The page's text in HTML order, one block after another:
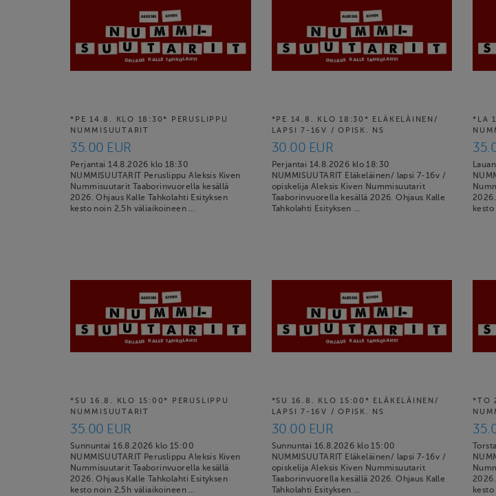
*PE 14.8. KLO 18:30* PERUSLIPPU
NUMMISUUTARIT
35.00 EUR
Perjantai 14.8.2026 klo 18:30
NUMMISUUTARIT Peruslippu Aleksis Kiven
Nummisuutarit Taaborinvuorella kesällä
2026. Ohjaus Kalle Tahkolahti Esityksen
kesto noin 2,5h väliaikoineen …
*PE 14.8. KLO 18:30* ELÄKELÄINEN/
LAPSI 7-16V / OPISK. NS
30.00 EUR
Perjantai 14.8.2026 klo 18:30
NUMMISUUTARIT Eläkeläinen/ lapsi 7-16v /
opiskelija Aleksis Kiven Nummisuutarit
Taaborinvuorella kesällä 2026. Ohjaus Kalle
Tahkolahti Esityksen …
*LA
*SU 16.8. KLO 15:00* PERUSLIPPU
NUMMISUUTARIT
35.00 EUR
Sunnuntai 16.8.2026 klo 15:00
NUMMISUUTARIT Peruslippu Aleksis Kiven
Nummisuutarit Taaborinvuorella kesällä
2026. Ohjaus Kalle Tahkolahti Esityksen
kesto noin 2,5h väliaikoineen …
*SU 16.8. KLO 15:00* ELÄKELÄINEN/
LAPSI 7-16V / OPISK. NS
30.00 EUR
Sunnuntai 16.8.2026 klo 15:00
NUMMISUUTARIT Eläkeläinen/ lapsi 7-16v /
opiskelija Aleksis Kiven Nummisuutarit
Taaborinvuorella kesällä 2026. Ohjaus Kalle
Tahkolahti Esityksen …
*TO